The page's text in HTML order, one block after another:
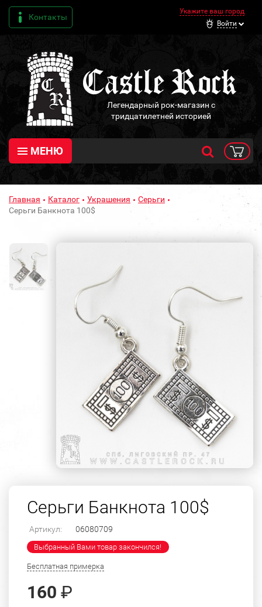
Контакты
Укажите ваш город
Войти
Легендарный рок-магазин с
тридцатилетней историей
МЕНЮ
Главная Каталог Украшения
Серьги
Серьги Банкнота 100$
Серьги Банкнота 100$
Артикул: 06080709
Выбранный Вами товар закончился!
Бесплатная примерка
160 ₽